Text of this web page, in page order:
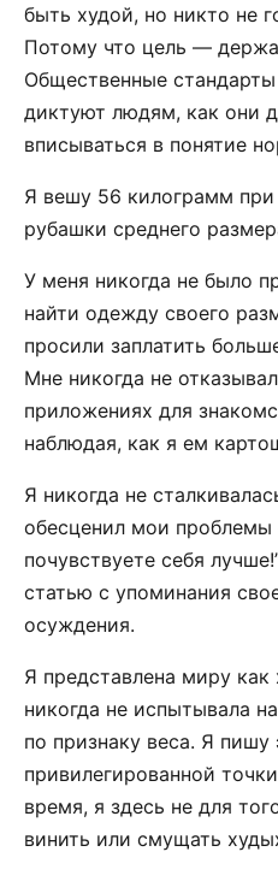
быть худой, но никто не
Потому что цель —
Общественные
диктуют людям, как они
вписываться в понятие
Я вешу 56 килограмм
рубашки среднего
У меня никогда не было
найти одежду своего
просили заплатить
Мне никогда не
приложениях для
наблюдая, как я ем
Я никогда не
обесценил мои проблемы
почувствуете себя
статью с упоминания
осуждения.
Я представлена миру как
никогда не испытывала
по признаку веса. Я пишу
привилегированной
время, я здесь не для
винить или смущать